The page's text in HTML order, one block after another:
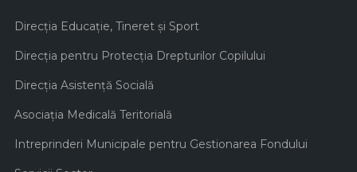
Direcţia Educaţie, Tineret şi Sport
Direcţia pentru Protecţia Drepturilor Copilului
Direcţia Asistenţă Socială
Asociaţia Medicală Teritorială
Intreprinderi Municipale pentru Gestionarea Fondului